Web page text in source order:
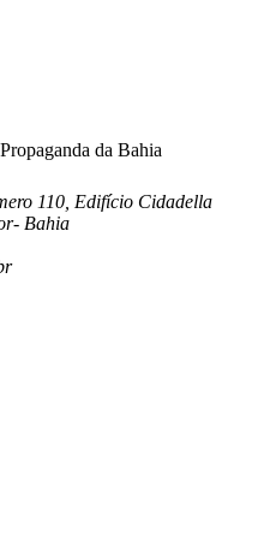
da Bahia
110, Edifício Cidadella
Bahia